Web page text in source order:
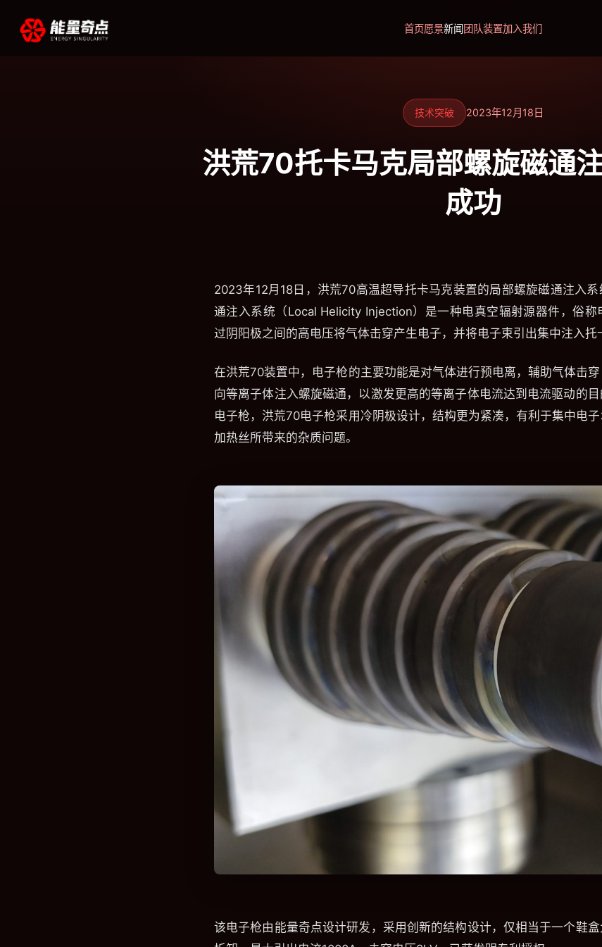
首页愿景新闻 团队装置加入我们
技术突破 2023年12月18日
洪荒70托卡马克局部螺旋磁通
成功
2023年12月18日，洪荒70高温超导托卡马克装置的局部螺旋磁通注入
通注入系统（Local Helicity Injection）是一种电真空辐射源器件，俗称
过阴阳极之间的高电压将气体击穿产生电子，并将电子束引出集中注入托
在洪荒70装置中，电子枪的主要功能是对气体进行预电离，辅助气体击
向等离子体注入螺旋磁通，以激发更高的等离子体电流达到电流驱动的
电子枪，洪荒70电子枪采用冷阴极设计，结构更为紧凑，有利于集中电
加热丝所带来的杂质问题。
该电子枪由能量奇点设计研发，采用创新的结构设计，仅相当于一个鞋